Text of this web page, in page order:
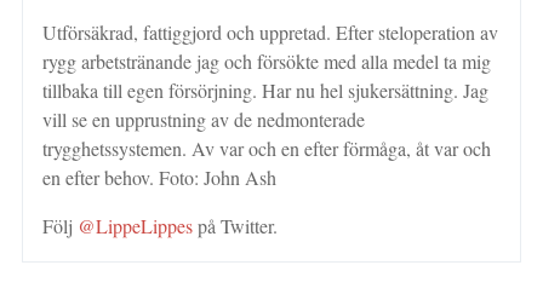
Utförsäkrad, fattiggjord och uppretad. Efter steloperation av
rygg arbetstränande jag och försökte med alla medel ta mig
tillbaka till egen försörjning. Har nu hel sjukersättning. Jag
vill se en upprustning av de nedmonterade
trygghetssystemen. Av var och en efter förmåga, åt var och
en efter behov. Foto: John Ash
Följ @LippeLippespå Twitter.